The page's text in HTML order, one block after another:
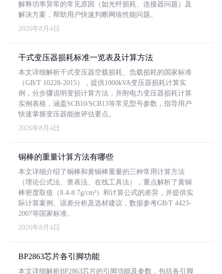
解释功率异常的常见原因（如光纤损耗、连接器问题）及
解决方案，帮助用户快速判断网络性能问题。
2026年8月4日
干式变压器损耗标准一览表及计算方法
本文详细解析干式变压器空载损耗、负载损耗的国家标准
（GB/T 10228-2015），提供1000kVA变压器损耗计算实
例，分步骤说明变损计算方法，并附电力变压器损耗计算
实例表格，涵盖SCB10/SCB13等常见型号参数，指导用户
快速掌握变压器能效评估要点。
2026年8月4日
铜棒的重量计算方法有哪些
本文详细介绍了铜棒和黄铜棒重量的三种常用计算方法
（理论公式法、查表法、在线工具法），重点解析了黄铜
棒密度取值（8.4-8.7g/cm³）和计算公式的差异，并提供实
际计算案例、误差分析及选材建议，数据参考GB/T 4423-
2007等国家标准。
2026年8月4日
BP2863芯片各引脚功能
本文详细解析BP2863芯片的引脚功能及参数，包括各引脚